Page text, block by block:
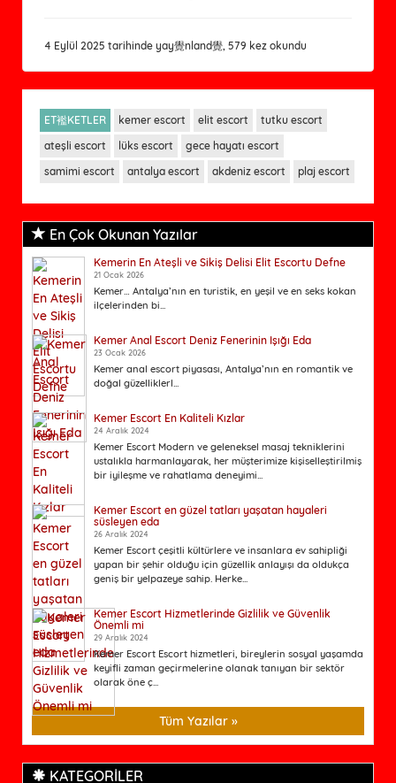
4 Eylül 2025 tarihinde yay覺nland覺, 579 kez okundu
ET襤KETLER kemer escort elit escort
tutku escort
ateşli escort
lüks escort
gece hayatı escort
samimi escort
antalya escort akdeniz escort plaj escort
En Çok Okunan Yazılar
Kemerin En Ateşli ve Sikiş Delisi Elit Escortu Defne
21 Ocak 2026
Kemer… Antalya’nın en turistik, en yeşil ve en seks kokan
ilçelerinden bi...
Kemer Anal Escort Deniz Fenerinin Işığı Eda
23 Ocak 2026
Kemer anal escort piyasası, Antalya’nın en romantik ve
doğal güzelliklerl...
Kemer Escort En Kaliteli Kızlar
24 Aralık 2024
Kemer Escort Modern ve geleneksel masaj tekniklerini
ustalıkla harmanlayarak, her müşterimize kişiselleştirilmiş
bir iyileşme ve rahatlama deneyimi...
Kemer Escort en güzel tatları yaşatan hayaleri
süsleyen eda
26 Aralık 2024
Kemer Escort çeşitli kültürlere ve insanlara ev sahipliği
yapan bir şehir olduğu için güzellik anlayışı da oldukça
geniş bir yelpazeye sahip. Herke...
Kemer Escort Hizmetlerinde Gizlilik ve Güvenlik
Önemli mi
29 Aralık 2024
Kemer Escort Escort hizmetleri, bireylerin sosyal yaşamda
keyifli zaman geçirmelerine olanak tanıyan bir sektör
olarak öne ç...
Tüm Yazılar »
KATEGORİLER